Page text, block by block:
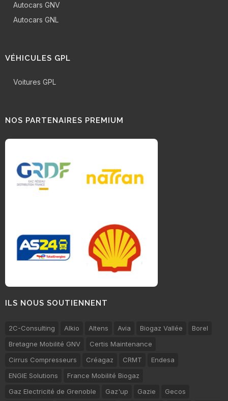
Autocars GNV
Autocars GNL
VÉHICULES GPL
Voitures GPL
NOS PARTENAIRES PREMIUM
ILS NOUS SOUTIENNENT
2C-Consulting Alkio Altens Avia Biogaz Vallée
Borel
Bretagne Mobilité GNV
Certis Maintenance
Cirrus Compresseurs
Créagaz CRMT
Endesa
ENGIE Solutions
France Mobilité Biogaz
Gaz Electricité de Grenoble
Gaz'up Gazie Gecos